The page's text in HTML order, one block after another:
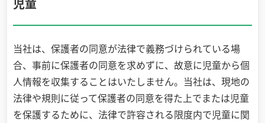
当社は、保護者の同意が法律で義務づけられている場
合、事前に保護者の同意を求めずに、故意に児童から個
人情報を収集することはいたしません。当社は、現地の
法律や規則に従って保護者の同意を得た上でまたは児童
を保護するために、法律で許容される限度内で児童に関